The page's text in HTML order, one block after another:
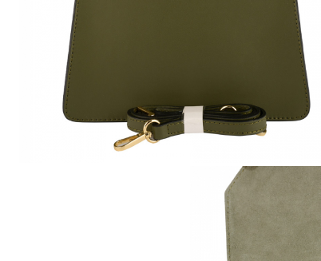
Genți Maro
Genți Multicolore
Genți Negre
Genți Nude
Genți Portocalii